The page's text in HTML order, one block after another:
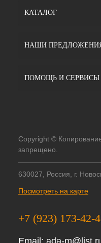
КАТАЛОГ
НАШИ
ПОМОЩЬ И СЕРВИСЫ
Copyright ©
запрещено.
630027, Россия, г.
Посмотреть на карте
+7 (923) 173-42-
Email: ada-